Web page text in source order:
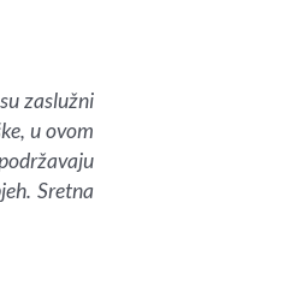
zaslužni
u ovom
Sretna